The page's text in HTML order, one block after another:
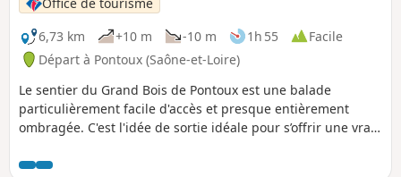
6,73 km
+10 m -10 m 1h 55
Facile
Départ à Pontoux (Saône-et-Loire)
Le sentier du Grand Bois de Pontoux est une balade
particulièrement facile d'accès et presque entièrement
ombragée. C'est l'idée de sortie idéale pour s’offrir une vraie
d’un magnifique ensemble d’étangs préservés. Une